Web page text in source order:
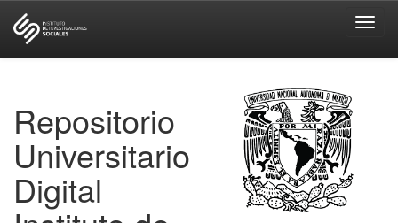
Repositorio
Universitario
Digital